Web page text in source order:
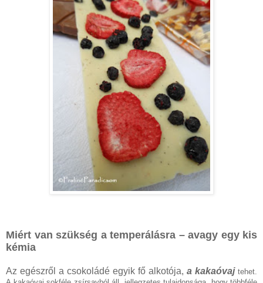
Miért van szükség a temperálásra – avagy egy kis
kémia
Az egészről a csokoládé egyik fő alkotója, a kakaóvajtehet.